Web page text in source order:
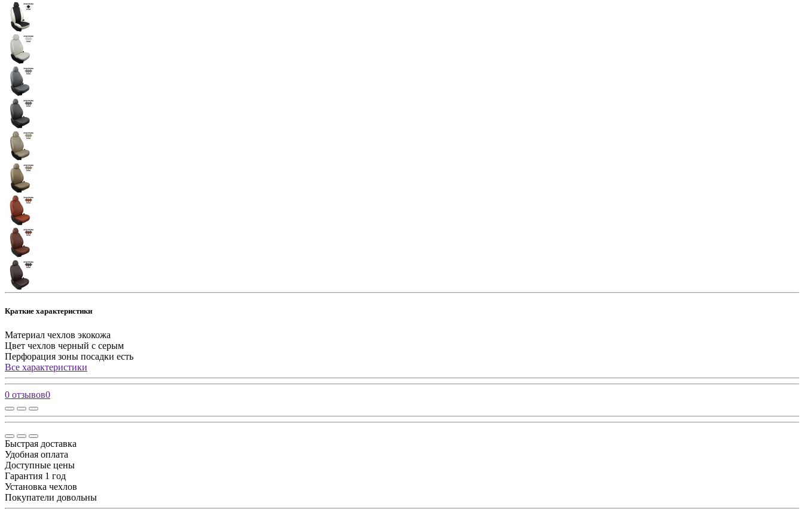
Краткие характеристики
Материал чехлов экокожа
Цвет чехлов черный с серым
Перфорация зоны посадки есть
Все характеристики
0 отзывов0
Быстрая доставка
Удобная оплата
Доступные цены
Гарантия 1 год
Установка чехлов
Покупатели довольны